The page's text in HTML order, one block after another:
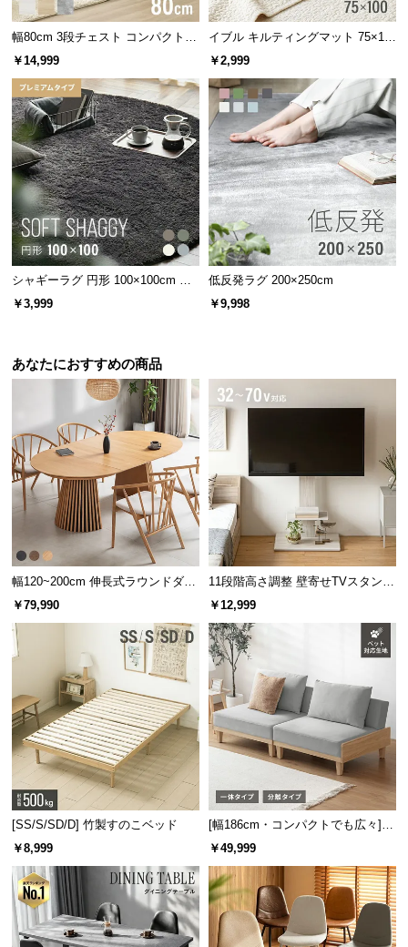
ル
に
い
て
保
証
に
つ
い
て
会
員
に
て
ポ
ー
ト
知
ら
せ
ブ
ロ
企
業
伝統と信頼のデンマークデザイン
家具づくりの長い歴史を持つデンマーク。家具の本
場にて丁寧に作り上げられたこだわりの一台です。
シリーズで揃えてトータ
ルコーデ
同シリーズの家具で揃えることで空間に統一性
が生まれ、すっきりとまとまった印象のお部屋
になります。
幅80cm 3段チェスト コンパクトで
もたっぷり収納 木目調/モルタル調
￥14,999
イブル キルティングマット 75×10
0cm コットン100%
￥2,999
シャギーラグ 円形 100×100cm 洗
える 防音 防ダニ 抗菌防臭 滑り止
￥3,999
低反発ラグ 200×250cm
￥9,998
あなたにおすすめの商品
幅120~200cm 伸長式ラウンドダイ
ニングテーブル 6人掛け 天然木突
￥79,990
11段階高さ調整 壁寄せTVスタンド
キャスター付き 上下左右角度調節
￥12,999
[SS/S/SD/D] 竹製すのこベッド
￥8,999
[幅186cm・コンパクトでも広々] 3
人掛けソファベッド リクライニン
￥49,999